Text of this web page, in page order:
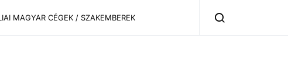
MAGYAR CÉGEK / SZAKEMBEREK